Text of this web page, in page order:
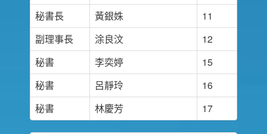
秘書長
黃銀姝
11
副理事長
涂良汶
12
秘書
李奕婷
15
秘書
呂靜玲
16
秘書
林慶芳 17